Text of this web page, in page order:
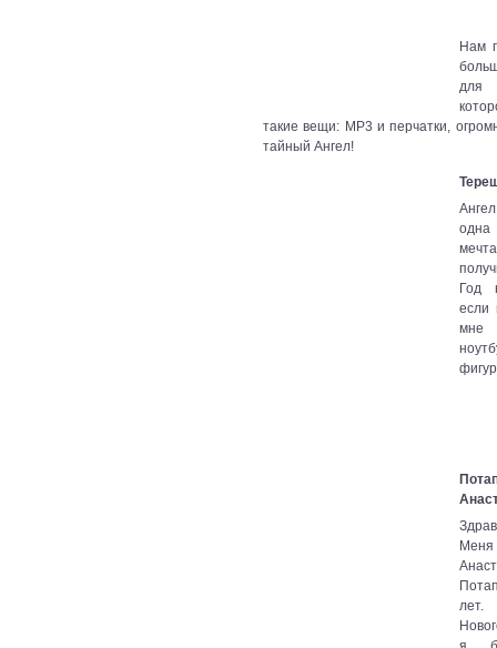
Нам
для
такие вещи: MP3 и перчатки,
тайный Ангел!
Год
если
мне